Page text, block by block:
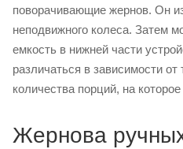
поворачивающие жернов. Он
неподвижного колеса. Затем
емкость в нижней части
различаться в зависимости от
количества порций, на
Жернова